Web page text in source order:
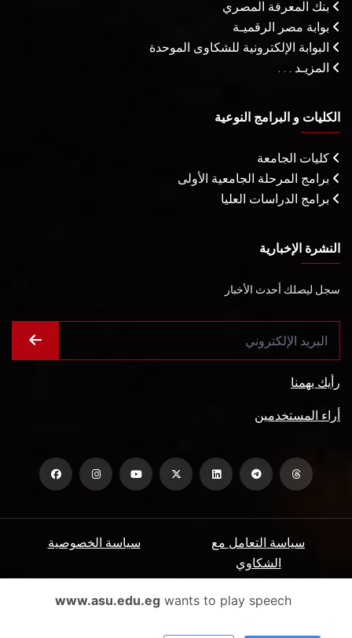
بنك المعرفة المصري
بوابة مصر الرقميـة
البوابة الإلكترونية للشكاوى الموحدة
المزيـد . . .
الكليات و البرامج النوعية
كليات الجامعة
برامج المرحلة الجامعية الأولى
برامج الدراسات العليا
النشرة الإخبارية
سجل ليصلك أحدث الأخبار
رأيك يهمنا
أراء المستخدمين
سياسة الخصوصية
سياسة التعامل مع
الشكاوي
الأسئلة الشائعة ميثاق المتعاملين www.asu.edu.egwants to play speech